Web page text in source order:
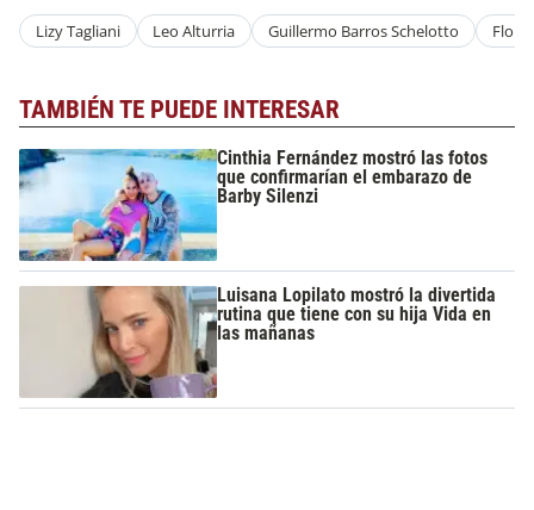
Lizy Tagliani Leo Alturria Guillermo Barros Schelotto Flor
TAMBIÉN TE PUEDE INTERESAR
Cinthia Fernández mostró las fotos
que confirmarían el embarazo de
Barby Silenzi
Luisana Lopilato mostró la divertida
rutina que tiene con su hija Vida en
las mañanas